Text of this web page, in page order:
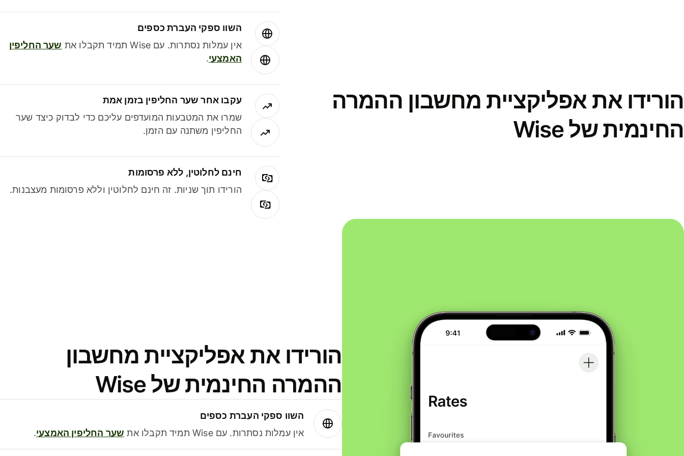
הורידו את אפליקציית מחשבון ההמרה
החינמית של Wise
השוו ספקי העברת כספים
אין עמלות נסתרות. עם Wise תמיד תקבלו את
שער החליפין
האמצעי.
עקבו אחר שער החליפין בזמן אמת
שמרו את המטבעות המועדפים עליכם כדי לבדוק כיצד שער
החליפין משתנה עם הזמן.
חינם לחלוטין, ללא פרסומות
הורידו תוך שניות. זה חינם לחלוטין וללא פרסומות מעצבנות.
הורידו את אפליקציית מחשבון
ההמרה החינמית של Wise
השוו ספקי העברת כספים
אין עמלות נסתרות. עם Wise תמיד תקבלו את
שער החליפין האמצעי.